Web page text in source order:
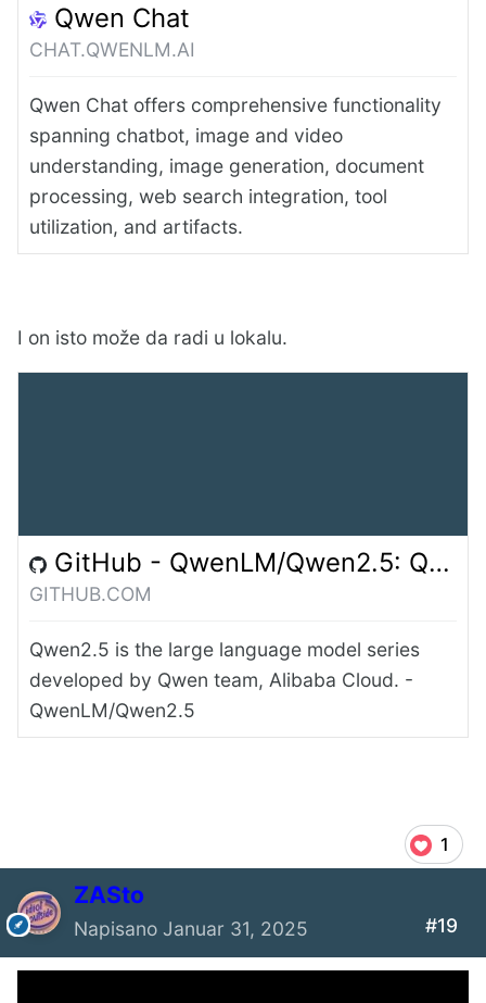
Qwen Chat
CHAT.QWENLM.AI
Qwen Chat offers comprehensive functionality
spanning chatbot, image and video
understanding, image generation, document
processing, web search integration, tool
utilization, and artifacts.
I on isto može da radi u lokalu.
GitHub - QwenLM/Qwen2.5: Qwen2.5 is the large language model series developed by Qwen team, Alibaba Cloud.
GITHUB.COM
Qwen2.5 is the large language model series
developed by Qwen team, Alibaba Cloud. -
QwenLM/Qwen2.5
1
ZASto
Napisano Januar 31, 2025 #19